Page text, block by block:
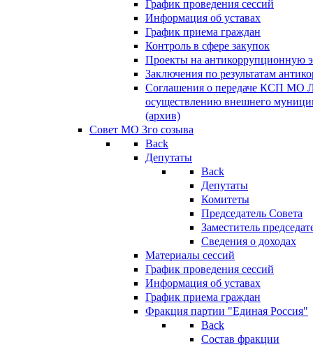
График проведения сессий
Информация об уставах
График приема граждан
Контроль в сфере закупок
Проекты на антикоррупционную
Заключения по результатам
Соглашения о передаче КСП МО
осуществлению внешнего
(архив)
Совет МО 3го созыва
Back
Депутаты
Back
Депутаты
Комитеты
Председатель Совета
Заместитель
Сведения о доходах
Материалы сессий
График проведения сессий
Информация об уставах
График приема граждан
Фракция партии "Единая Россия"
Back
Состав фракции